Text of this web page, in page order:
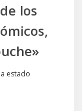
los
estado